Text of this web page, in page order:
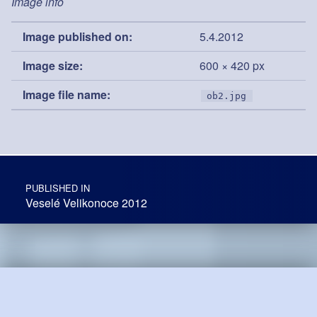
Image published on:
5.4.2012
Image size:
600 × 420 px
Image file name:
ob2.jpg
Post navigation
PUBLISHED IN
Veselé Velikonoce 2012